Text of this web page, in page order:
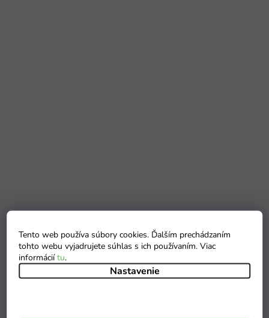
Tento web používa súbory cookies. Ďalším prechádzaním
tohto webu vyjadrujete súhlas s ich používaním. Viac
informáciítu.
Nastavenie